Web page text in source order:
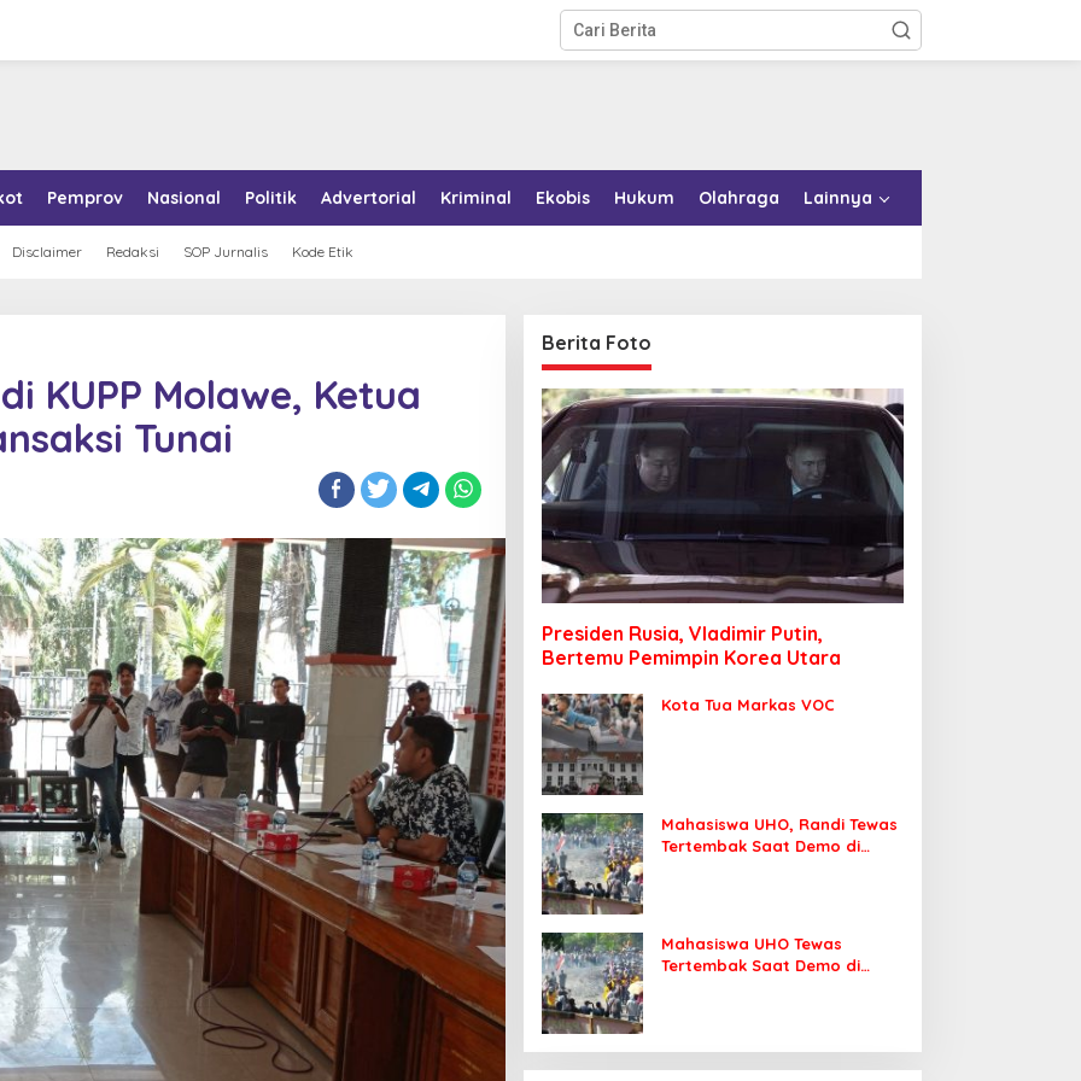
Pemprov Nasional Politik Advertorial Kriminal Ekobis Hukum Olahraga Lainnya
Disclaimer Redaksi SOP Jurnalis Kode Etik
KUPP Molawe, Ketua
Tunai
Berita Foto
Presiden Rusia, Vladimir Putin,
Bertemu Pemimpin Korea Utara
Kota Tua Markas VOC
Mahasiswa UHO, Randi Tewas
Tertembak Saat Demo di
Mahasiswa UHO Tewas
Tertembak Saat Demo di